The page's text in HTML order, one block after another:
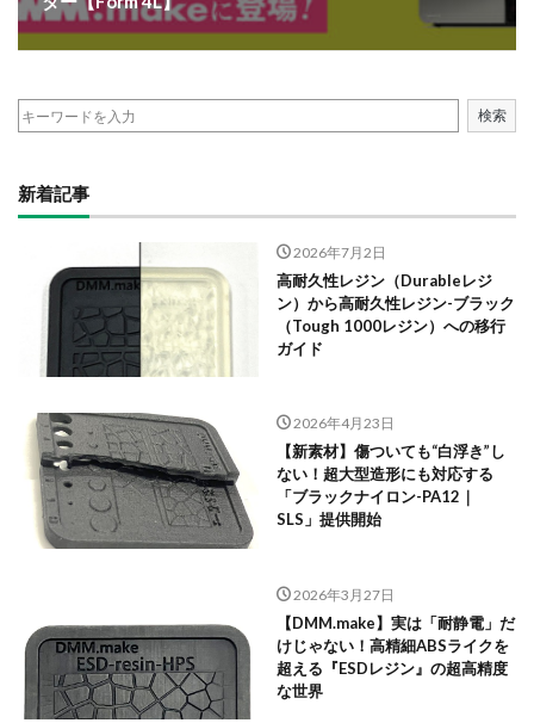
検索
新着記事
2026年7月2日
高耐久性レジン（Durableレジ
ン）から高耐久性レジン-ブラック
（Tough 1000レジン）への移行
ガイド
2026年4月23日
【新素材】傷ついても“白浮き”し
ない！超大型造形にも対応する
「ブラックナイロン-PA12｜
SLS」提供開始
2026年3月27日
【DMM.make】実は「耐静電」だ
けじゃない！高精細ABSライクを
超える『ESDレジン』の超高精度
な世界